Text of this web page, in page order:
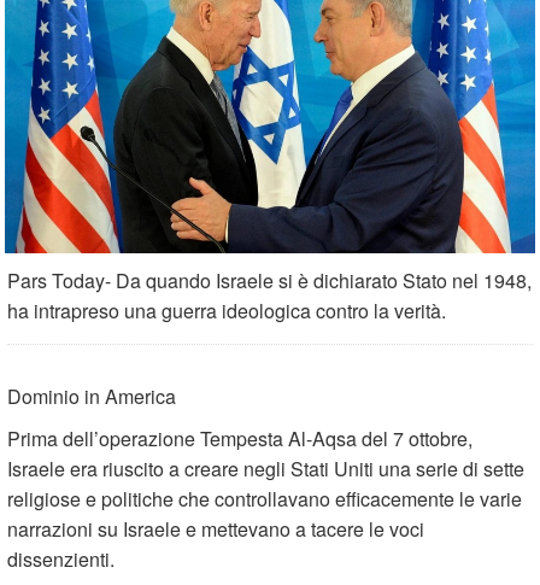
Pars Today- Da quando Israele si è dichiarato Stato nel 1948,
ha intrapreso una guerra ideologica contro la verità.
Dominio in America
Prima dell’operazione Tempesta Al-Aqsa del 7 ottobre,
Israele era riuscito a creare negli Stati Uniti una serie di sette
religiose e politiche che controllavano efficacemente le varie
narrazioni su Israele e mettevano a tacere le voci
dissenzienti.